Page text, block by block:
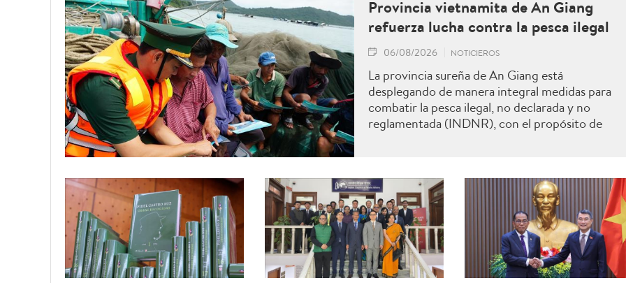
Provincia vietnamita de An Giang
refuerza lucha contra la pesca ilegal
06/08/2026 NOTICIEROS
La provincia sureña de An Giang está
desplegando de manera integral medidas para
combatir la pesca ilegal, no declarada y no
reglamentada (INDNR), con el propósito de
reforzar el prestigio del sector pesquero
vietnamita.